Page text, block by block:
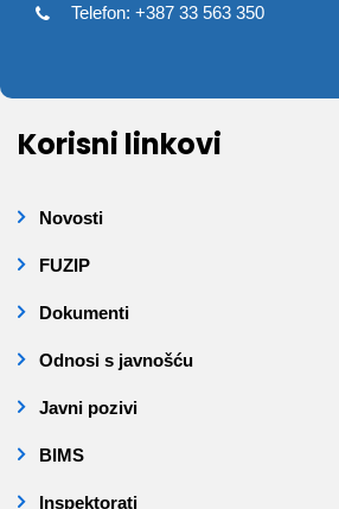
Telefon: +387 33 563 350
Korisni linkovi
Novosti
FUZIP
Dokumenti
Odnosi s javnošću
Javni pozivi
BIMS
Inspektorati